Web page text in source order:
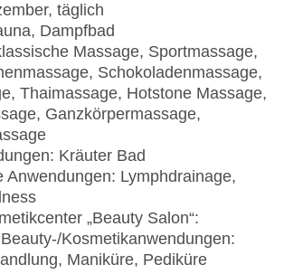
täglich
Dampfbad
Massage, Sportmassage,
Schokoladenmassage,
Thaimassage, Hotstone Massage,
Ganzkörpermassage,
Kräuter Bad
Anwendungen: Lymphdrainage,
„Beauty Salon“:
Kosmetikanwendungen:
Maniküre, Pediküre